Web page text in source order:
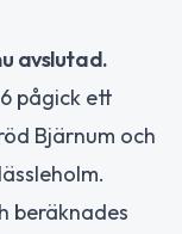
avslutad.
pågick ett
Bjärnum och
beräknades